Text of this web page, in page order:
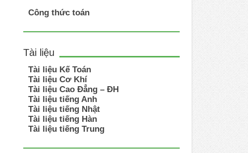
Công thức toán
Tài liệu
Tài liệu Kế Toán
Tài liệu Cơ Khí
Tài liệu Cao Đẳng – ĐH
Tài liệu tiếng Anh
Tài liệu tiếng Nhật
Tài liệu tiếng Hàn
Tài liệu tiếng Trung